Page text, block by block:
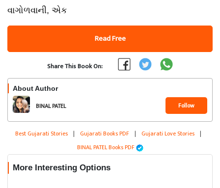
વાગોળવાની, એક
Read Free
Share This Book On:
About Author
BINAL PATEL Follow
Best Gujarati Stories | Gujarati Books PDF | Gujarati Love Stories |
BINAL PATEL Books PDF
More Interesting Options